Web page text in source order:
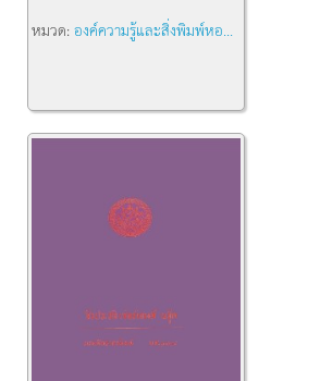
หมวด:องค์ความรู้และสิ่งพิมพ์หอ...